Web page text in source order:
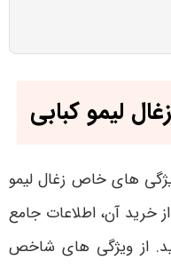
لیمو کبابی
های خاص زغال لیمو
خرید آن، اطلاعات جامع
از ویژگی های شاخص